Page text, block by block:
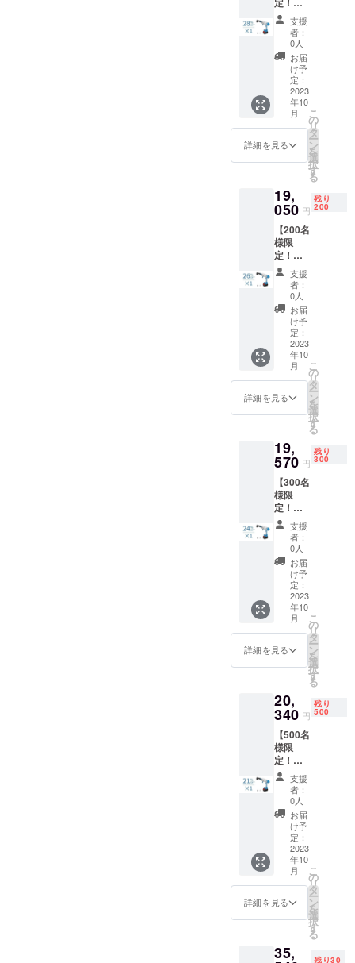
をご提供し
続けること
が弊社の目
標となって
おります。
製品及び配
送に関する
お問い合わ
support@gat
her-tech.jp
内容
物： 本
体×1 充
電器×1
収納
バッグ
×1 フィ
ルタ×1
バッテ
リー×1
6in1ノ
ズル×1
機ノズ
ル×1 洗
剤タン
クノズ
ル×1 エ
アダス
ターノ
ズル×1
空気入
れノズ
ル×1 ク
リー
ナーノ
ズル×1
空気抜
きノズ
ル×1 日
早割
28％OF
F !】多
機能洗
車セッ
「KaiTa
k」×1
一般予
定販売
価
格:25,7
50円
込） ※
送料無
料（日
本国内
限定）
内容
物： 本
体×1 充
電器×1
収納
バッグ
×1 フィ
ルタ×1
バッテ
リー×1
6in1ノ
ズル×1
機ノズ
ル×1 洗
剤タン
クノズ
ル×1 エ
アダス
ターノ
ズル×1
空気入
れノズ
ル×1 ク
リー
ナーノ
ズル×1
空気抜
きノズ
ル×1 日
支援
者：
0人
お届
け予
定：
2023
年10
月
詳細を見る
こ
の
リ
タ
ー
ン
を
選
択
す
る
19,
050 円
残り
200
【200名
様限
定！早
割
26％OF
F !】多
機能洗
車セッ
「KaiTa
k」×1
一般予
定販売
価
格:25,7
50円
込） ※
送料無
料（日
本国内
限定）
内容
物： 本
体×1 充
電器×1
収納
バッグ
×1 フィ
ルタ×1
バッテ
リー×1
6in1ノ
ズル×1
機ノズ
ル×1 洗
剤タン
クノズ
ル×1 エ
アダス
ターノ
ズル×1
空気入
れノズ
ル×1 ク
リー
ナーノ
ズル×1
空気抜
きノズ
ル×1 日
支援
者：
0人
お届
け予
定：
2023
年10
月
詳細を見る
こ
の
リ
タ
ー
ン
を
選
択
す
る
19,
570 円
残り
300
【300名
様限
定！早
割
24％OF
F !】多
機能洗
車セッ
「KaiTa
k」×1
一般予
定販売
価
格:25,7
50円
込） ※
送料無
料（日
本国内
限定）
内容
物： 本
体×1 充
電器×1
収納
バッグ
×1 フィ
ルタ×1
バッテ
リー×1
6in1ノ
ズル×1
機ノズ
支援
者：
0人
お届
け予
定：
2023
年10
月
詳細を見る
こ
の
リ
タ
ー
ン
を
選
択
す
る
20,
340 円
残り
500
【500名
様限
定！早
割
21％OF
F !】多
機能洗
車セッ
「KaiTa
k」×1
一般予
定販売
価
格:25,7
50円
込） ※
支援
者：
0人
お届
け予
定：
2023
年10
月
詳細を見る
こ
の
リ
タ
ー
ン
を
選
択
す
る
35, 残り30